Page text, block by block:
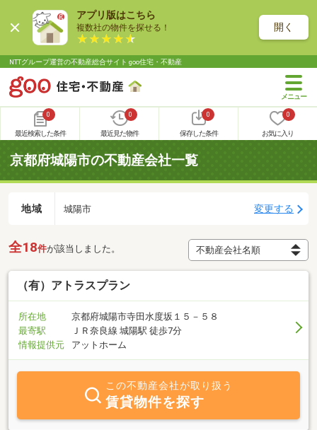
アプリ版はこちら
複数社の物件を探せる！ 開く
NTTグループ運営の不動産総合サイト goo住宅・不動産
0
最近検索した条件
0
最近見た物件
0
保存した条件
0
お気に入り
京都府城陽市の不動産会社一覧
地域 城陽市 変更する
全18件が該当しました。
（有）アトラスプラン
所在地
京都府城陽市寺田水度坂１５－５８
最寄駅
ＪＲ奈良線 城陽駅 徒歩7分
情報提供元
アットホーム
この不動産会社が取り扱う
賃貸物件を探す